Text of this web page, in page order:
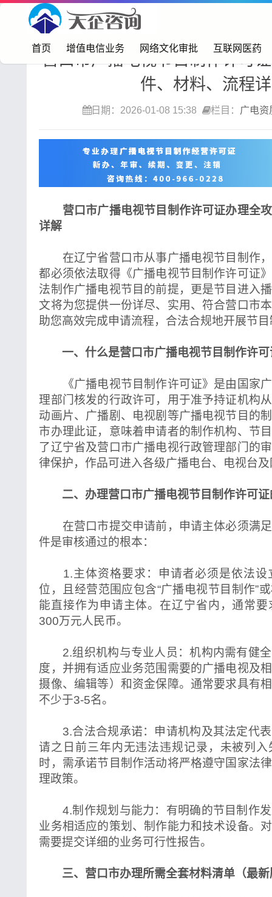
首页 增值电信业务 网络文化审批 互联网医药
首页> 广电资质
营口市广播电视节目制作许可
件、材料、流程
日期：2026-01-08 15:38 栏目： 广电资
营口市广播电视节目制作许可证办理全
详解
在辽宁省营口市从事广播电视节目制作，
都必须依法取得《广播电视节目制作许可证
法制作广播电视节目的前提，更是节目进入
文将为您提供一份详尽、实用、符合营口市
助您高效完成申请流程，合法合规地开展节
一、什么是营口市广播电视节目制作许可
《广播电视节目制作许可证》是由国家广
理部门核发的行政许可，用于准予持证机构
动画片、广播剧、电视剧等广播电视节目的
市办理此证，意味着申请者的制作机构、节
了辽宁省及营口市广播电视行政管理部门的
律保护，作品可进入各级广播电台、电视台
二、办理营口市广播电视节目制作许可证
在营口市提交申请前，申请主体必须满足
件是审核通过的根本：
1.主体资格要求：申请者必须是依法设
位，且经营范围应包含“广播电视节目制作”
能直接作为申请主体。在辽宁省内，通常
300万元人民币。
2.组织机构与专业人员：机构内需有健全
度，并拥有适应业务范围需要的广播电视及
摄像、编辑等）和资金保障。通常要求具有
不少于3-5名。
3.合法合规承诺：申请机构及其法定代表
请之日前三年内无违法违规记录，未被列
时，需承诺节目制作活动将严格遵守国家法
理政策。
4.制作规划与能力：有明确的节目制作发
业务相适应的策划、制作能力和技术设备。
需要提交详细的业务可行性报告。
三、营口市办理所需全套材料清单（最新